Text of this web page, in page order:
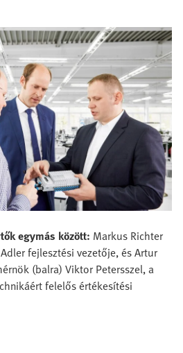
egymás között: Markus Richter
fejlesztési vezetője, és Artur
(balra) Viktor Petersszel, a
felelős értékesítési